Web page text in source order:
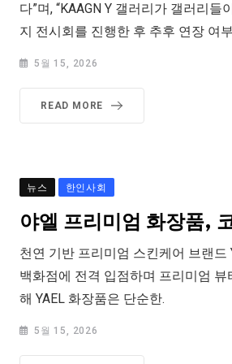
다”며, “KAAGN Y 갤러리가 갤러리
지 전시회를 진행한 후 추후 연장 여
5월 15, 2026
READ MORE
뉴스 한인사회
야엘 프리미엄 화장품,
천연 기반 프리미엄 스킨케어 브랜
백화점에 전격 입점하며 프리미엄
해 YAEL 화장품은 단순한.
5월 15, 2026